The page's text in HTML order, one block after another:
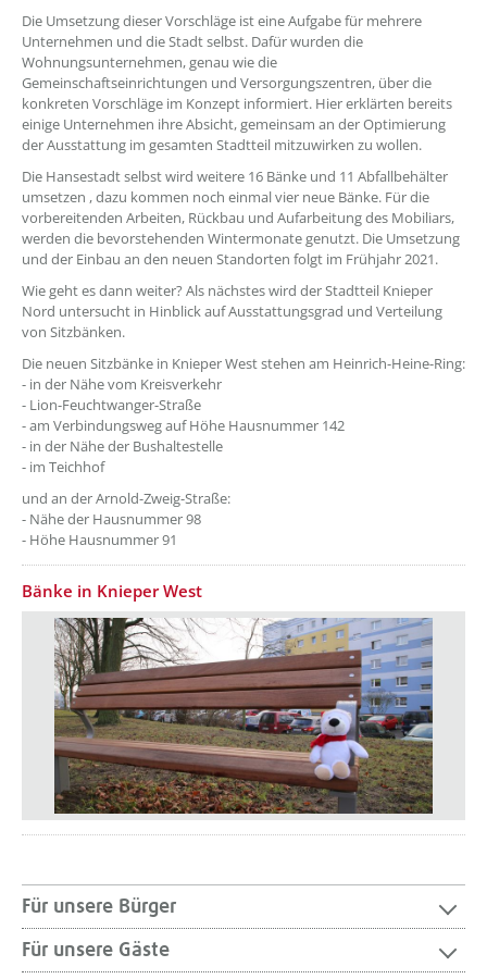
Die Umsetzung dieser Vorschläge ist eine Aufgabe für mehrere
Unternehmen und die Stadt selbst. Dafür wurden die
Wohnungsunternehmen, genau wie die
Gemeinschaftseinrichtungen und Versorgungszentren, über die
konkreten Vorschläge im Konzept informiert. Hier erklärten bereits
einige Unternehmen ihre Absicht, gemeinsam an der Optimierung
der Ausstattung im gesamten Stadtteil mitzuwirken zu wollen.
Die Hansestadt selbst wird weitere 16 Bänke und 11 Abfallbehälter
umsetzen , dazu kommen noch einmal vier neue Bänke. Für die
vorbereitenden Arbeiten, Rückbau und Aufarbeitung des Mobiliars,
werden die bevorstehenden Wintermonate genutzt. Die Umsetzung
und der Einbau an den neuen Standorten folgt im Frühjahr 2021.
Wie geht es dann weiter? Als nächstes wird der Stadtteil Knieper
Nord untersucht in Hinblick auf Ausstattungsgrad und Verteilung
von Sitzbänken.
Die neuen Sitzbänke in Knieper West stehen am Heinrich-Heine-Ring:
- in der Nähe vom Kreisverkehr
- Lion-Feuchtwanger-Straße
- am Verbindungsweg auf Höhe Hausnummer 142
- in der Nähe der Bushaltestelle
- im Teichhof
und an der Arnold-Zweig-Straße:
- Nähe der Hausnummer 98
- Höhe Hausnummer 91
Bänke in Knieper West
Für unsere Bürger
Für unsere Gäste